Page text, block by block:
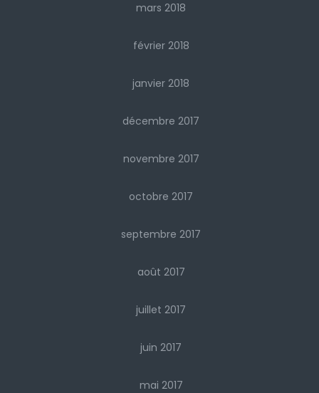
mars 2018
février 2018
janvier 2018
décembre 2017
novembre 2017
octobre 2017
septembre 2017
août 2017
juillet 2017
juin 2017
mai 2017